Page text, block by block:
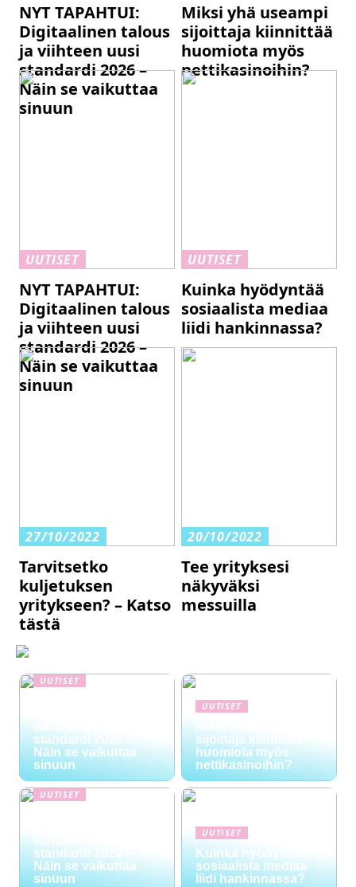
NYT TAPAHTUI:
Digitaalinen talous
ja viihteen uusi
standardi 2026 –
Näin se vaikuttaa
sinuun
Miksi yhä useampi
sijoittaja kiinnittää
huomiota myös
nettikasinoihin?
UUTISET
NYT TAPAHTUI:
Digitaalinen talous
ja viihteen uusi
standardi 2026 –
Näin se vaikuttaa
sinuun
UUTISET
Kuinka hyödyntää
sosiaalista mediaa
liidi hankinnassa?
27/10/2022
Tarvitsetko
kuljetuksen
yritykseen? – Katso
tästä
20/10/2022
Tee yrityksesi
näkyväksi
messuilla
UUTISET
viihteen uusi
standardi 2026 –
Näin se vaikuttaa
sinuun
UUTISET
Miksi yhä useampi
sijoittaja kiinnittää
huomiota myös
nettikasinoihin?
UUTISET
viihteen uusi
standardi 2026 –
Näin se vaikuttaa
sinuun
UUTISET
Kuinka hyödyntää
sosiaalista mediaa
liidi hankinnassa?